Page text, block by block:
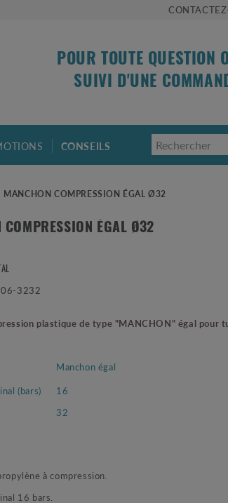
POUR TOUTE QUESTION
SUIVI D'UNE
CONSEILS
MANCHON COMPRESSION ÉGAL Ø32
COMPRESSION ÉGAL Ø32
3232
plastique de type "MANCHON" égal pour
Manchon égal
(bars)
16
32
à compression.
16 bars.